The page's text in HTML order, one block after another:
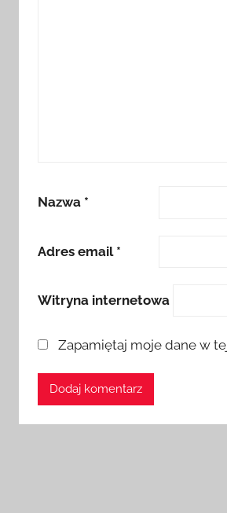
Nazwa *
Adres email *
Witryna internetowa
Zapamiętaj moje dane w